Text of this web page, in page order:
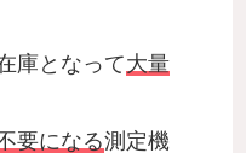
庫となって大量
要になる測定機